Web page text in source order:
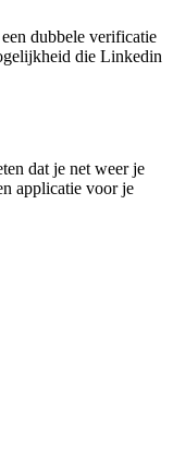
dubbele verificatie
die Linkedin
dat je net weer je
applicatie voor je